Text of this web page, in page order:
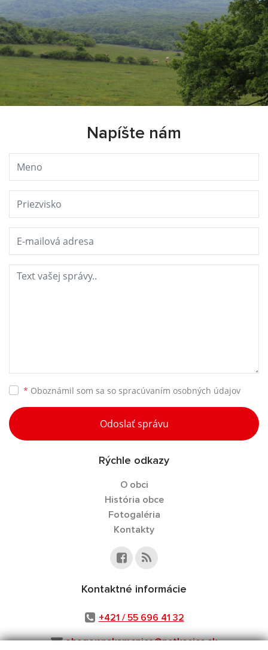
Napíšte nám
* Oboznámil som sa so spracúvaním osobných údajov
Odoslať správu
Rýchle odkazy
O obci
História obce
Fotogaléria
Kontakty
Kontaktné informácie
+421 / 55 696 41 32
obecvysnakamenica@netkosice.sk